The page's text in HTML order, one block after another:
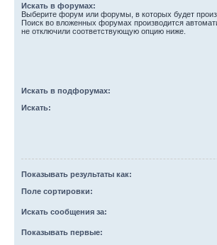
Искать в форумах:
Выберите форум или форумы, в которых будет
Поиск во вложенных форумах производится
не отключили соответствующую опцию ниже.
Искать в подфорумах:
Искать:
Показывать результаты как:
Поле сортировки:
Искать сообщения за:
Показывать первые: